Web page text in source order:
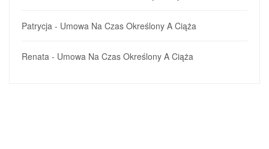
Patrycja - Umowa Na Czas Określony A Ciąża
Renata - Umowa Na Czas Określony A Ciąża